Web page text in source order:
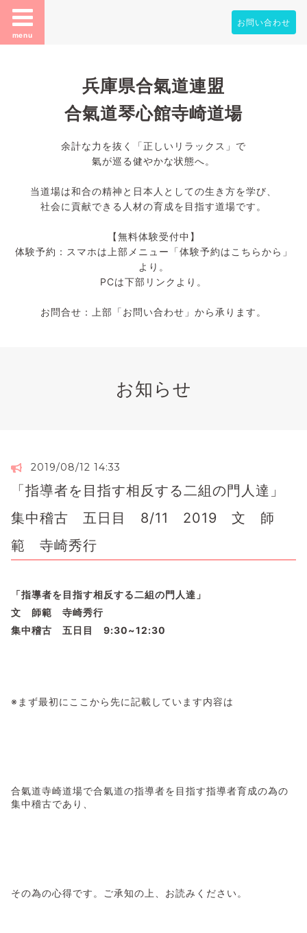
menu
お問い合わせ
兵庫県合氣道連盟
合氣道琴心館寺崎道場
余計な力を抜く「正しいリラックス」で
氣が巡る健やかな状態へ。
当道場は和合の精神と日本人としての生き方を学び、
社会に貢献できる人材の育成を目指す道場です。
【無料体験受付中】
体験予約：スマホは上部メニュー「体験予約はこちらから」
より。
PCは下部リンクより。
お問合せ：上部「お問い合わせ」から承ります。
お知らせ
2019/08/12 14:33
「指導者を目指す相反する二組の門人達」
集中稽古 五日目 8/11 2019 文 師
範 寺崎秀行
「指導者を目指す相反する二組の門人達」
文 師範 寺崎秀行
集中稽古 五日目 9:30~12:30
※まず最初にここから先に記載しています内容は
合氣道寺崎道場で合氣道の指導者を目指す指導者育成の為の
集中稽古であり、
その為の心得です。ご承知の上、お読みください。